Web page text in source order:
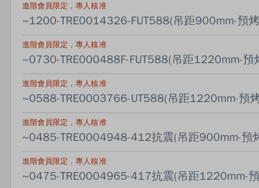
進階會員限定，專人核准
~1200-TRE0014326-FUT588(吊距900mm-預
進階會員限定，專人核准
~0730-TRE000488F-FUT588(吊距1220mm-預
進階會員限定，專人核准
~0588-TRE0003766-UT588(吊距1220mm-預
進階會員限定，專人核准
~0485-TRE0004948-412抗震(吊距900mm-預
進階會員限定，專人核准
~0475-TRE0004965-417抗震(吊距1220mm-